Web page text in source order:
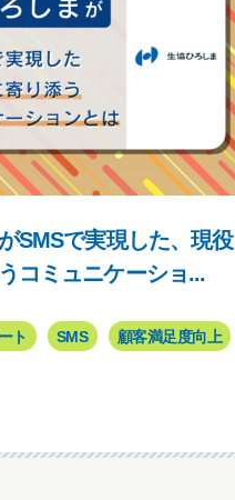
SMSで実現した、現役
コミュニケーショ...
ト SMS 顧客満足度向上